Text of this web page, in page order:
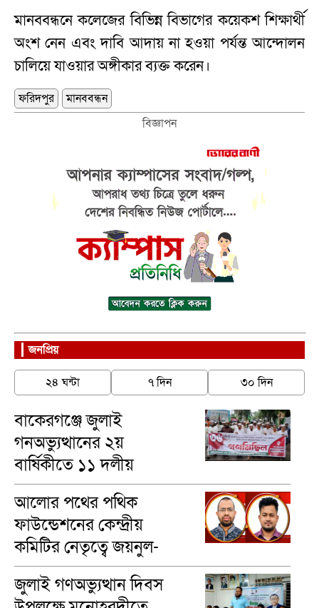
মানববন্ধনে কলেজের বিভিন্ন বিভাগের কয়েকশ শিক্ষার্থী
অংশ নেন এবং দাবি আদায় না হওয়া পর্যন্ত আন্দোলন
চালিয়ে যাওয়ার অঙ্গীকার ব্যক্ত করেন।
ফরিদপুর
মানববন্ধন
বিজ্ঞাপন
জনপ্রিয়
২৪ ঘন্টা ৭ দিন ৩০ দিন
বাকেরগঞ্জে জুলাই
গনঅভ্যুত্থানের ২য়
বার্ষিকীতে ১১ দলীয়
ঐক্যের গণমিছিল
আলোর পথের পথিক
ফাউন্ডেশনের কেন্দ্রীয়
কমিটির নেতৃত্বে জয়নুল-
মাসুম
জুলাই গণঅভ্যুত্থান দিবস